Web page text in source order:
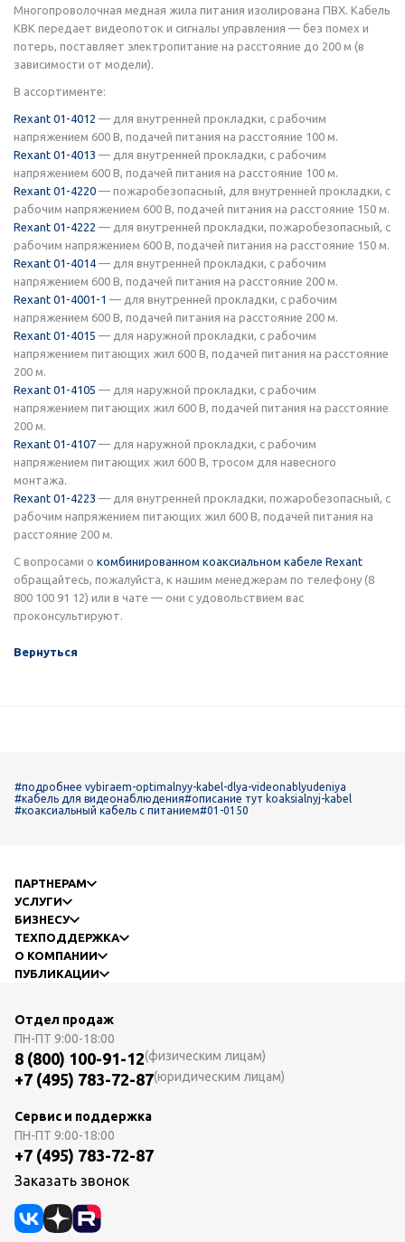
Многопроволочная медная жила питания изолирована ПВХ. Кабель
КВК передает видеопоток и сигналы управления — без помех и
потерь, поставляет электропитание на расстояние до 200 м (в
зависимости от модели).
В ассортименте:
Rexant 01-4012 — для внутренней прокладки, с рабочим
напряжением 600 В, подачей питания на расстояние 100 м.
Rexant 01-4013 — для внутренней прокладки, с рабочим
напряжением 600 В, подачей питания на расстояние 100 м.
Rexant 01-4220 — пожаробезопасный, для внутренней прокладки, с
рабочим напряжением 600 В, подачей питания на расстояние 150 м.
Rexant 01-4222 — для внутренней прокладки, пожаробезопасный, с
рабочим напряжением 600 В, подачей питания на расстояние 150 м.
Rexant 01-4014 — для внутренней прокладки, с рабочим
напряжением 600 В, подачей питания на расстояние 200 м.
Rexant 01-4001-1 — для внутренней прокладки, с рабочим
напряжением 600 В, подачей питания на расстояние 200 м.
Rexant 01-4015 — для наружной прокладки, с рабочим
напряжением питающих жил 600 В, подачей питания на расстояние
200 м.
Rexant 01-4105 — для наружной прокладки, с рабочим
напряжением питающих жил 600 В, подачей питания на расстояние
200 м.
Rexant 01-4107 — для наружной прокладки, с рабочим
напряжением питающих жил 600 В, тросом для навесного
монтажа.
Rexant 01-4223 — для внутренней прокладки, пожаробезопасный, с
рабочим напряжением питающих жил 600 В, подачей питания на
расстояние 200 м.
С вопросами о комбинированном коаксиальном кабеле Rexant
обращайтесь, пожалуйста, к нашим менеджерам по телефону (8
800 100 91 12) или в чате — они с удовольствием вас
проконсультируют.
Вернуться
#подробнее vybiraem-optimalnyy-kabel-dlya-videonablyudeniya
#кабель для видеонаблюдения#описание тут koaksialnyj-kabel
#коаксиальный кабель с питанием#01-0150
ПАРТНЕРАМ
УСЛУГИ
БИЗНЕСУ
ТЕХПОДДЕРЖКА
О КОМПАНИИ
ПУБЛИКАЦИИ
Отдел продаж
ПН-ПТ 9:00-18:00
8 (800) 100-91-12(физическим лицам)
+7 (495) 783-72-87(юридическим лицам)
Сервис и поддержка
ПН-ПТ 9:00-18:00
+7 (495) 783-72-87
Заказать звонок